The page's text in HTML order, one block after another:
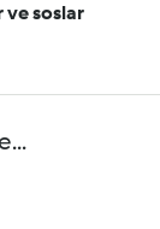
ve soslar